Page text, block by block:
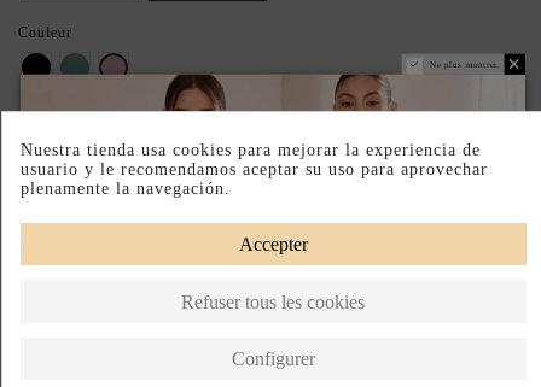
Couleur
Noir
Vert émeraudeMaquillage rose
Longueur de la Jupe
ASSUREZ-VOUS D'AVOIR LA BONNE TAILLE : CONSULTEZ LE
Retours faciles
Ne plus montrer.
Nuestra tienda usa cookies para mejorar la experiencia de
usuario y le recomendamos aceptar su uso para aprovechar
plenamente la navegación.
Accepter
Refuser tous les cookies
Configurer